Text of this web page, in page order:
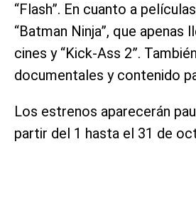
“Flash”. En cuanto a
“Batman Ninja”, que apenas
cines y “Kick-Ass 2”.
documentales y contenido
Los estrenos aparecerán
partir del 1 hasta el 31 de